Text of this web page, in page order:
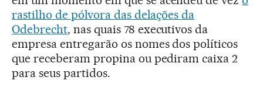
rastilho de pólvora das delações da
Odebrecht, nas quais 78 executivos da
empresa entregarão os nomes dos políticos
que receberam propina ou pediram caixa 2
para seus partidos.